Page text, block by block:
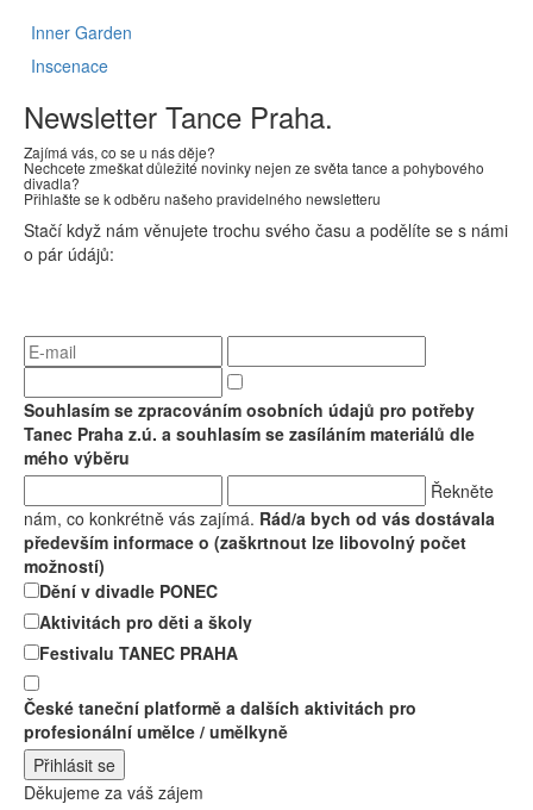
Inner Garden
Inscenace
Newsletter Tance Praha.
Zajímá vás, co se u nás děje?
Nechcete zmeškat důležité novinky nejen ze světa tance a pohybového
divadla?
Přihlašte se k odběru našeho pravidelného newsletteru
Stačí když nám věnujete trochu svého času a podělíte se s námi
o pár údájů:
Souhlasím se zpracováním osobních údajů pro potřeby
Tanec Praha z.ú. a souhlasím se zasíláním materiálů dle
mého výběru
Řekněte
nám, co konkrétně vás zajímá. Rád/a bych od vás dostávala
především informace o (zaškrtnout lze libovolný počet
možností)
Dění v divadle PONEC
Aktivitách pro děti a školy
Festivalu TANEC PRAHA
České taneční platformě a dalších aktivitách pro
profesionální umělce / umělkyně
Děkujeme za váš zájem